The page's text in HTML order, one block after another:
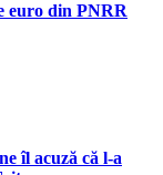
euro din PNRR
îl acuză că l-a